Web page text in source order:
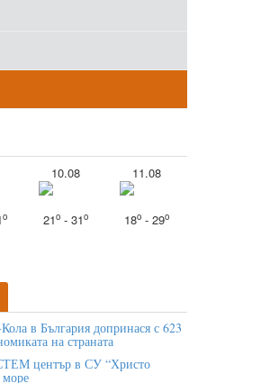
o
10.08
21o - 31o
11.08
18o - 29o
в България допринася с 623
на страната
център в СУ “Христо